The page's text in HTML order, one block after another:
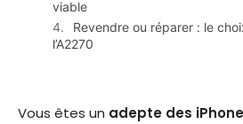
viable
Revendre ou réparer : le
l’A2270
Vous êtes un adepte des iPhone